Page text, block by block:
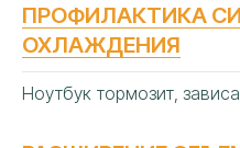
ПРОФИЛАКТИКА
ОХЛАЖДЕНИЯ
Ноутбук тормозит,